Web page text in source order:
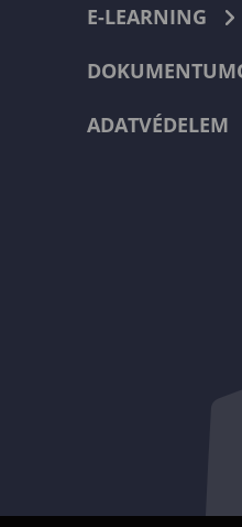
E-LEARNING
ADATVÉDELEM